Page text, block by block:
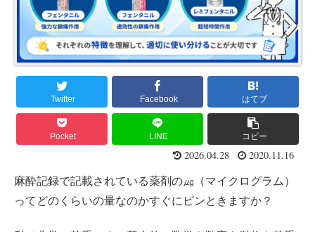
Twitter Facebook はてブ
Pocket LINE コピー
2026.04.28 2020.11.16
麻酔記録で記載されている薬剤の㎍（マイクログラム）
ってどのくらいの量なのかすぐにピンときますか？